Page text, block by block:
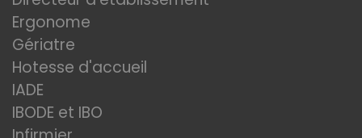
Ergonome
Gériatre
Hotesse d'accueil
IADE
IBODE et IBO